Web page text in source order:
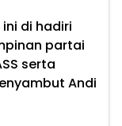
di hadiri
partai
serta
Andi